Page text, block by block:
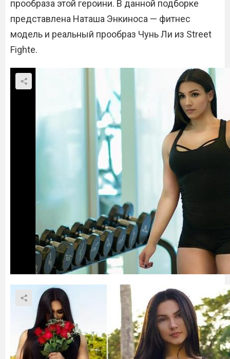
прообраза этой героини. В данной подборке
представлена Наташа Энкиноса — фитнес
модель и реальный прообраз Чунь Ли из Street
Fighte.